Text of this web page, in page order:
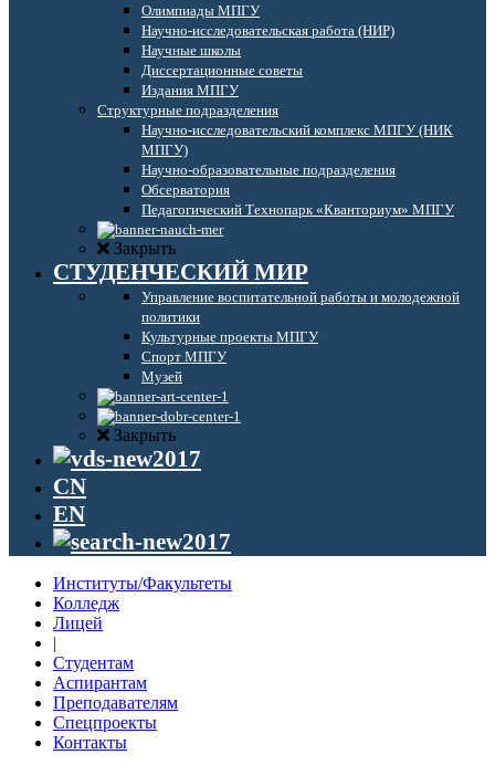
Олимпиады МПГУ
Научно-исследовательская работа (НИР)
Научные школы
Диссертационные советы
Издания МПГУ
Структурные подразделения
Научно-исследовательский комплекс МПГУ (НИК
МПГУ)
Научно-образовательные подразделения
Обсерватория
Педагогический Технопарк «Кванториум» МПГУ
Закрыть
СТУДЕНЧЕСКИЙ МИР
Управление воспитательной работы и молодежной
политики
Культурные проекты МПГУ
Спорт МПГУ
Музей
Закрыть
CN
EN
Институты/Факультеты
Колледж
Лицей
|
Студентам
Аспирантам
Преподавателям
Спецпроекты
Контакты